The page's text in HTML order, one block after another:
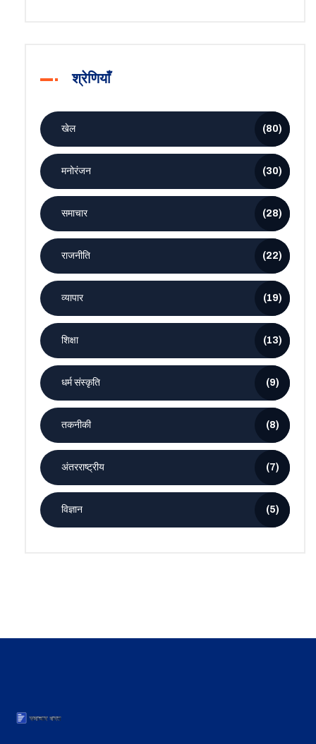
श्रेणियाँ
खेल (80)
मनोरंजन (30)
समाचार (28)
राजनीति (22)
व्यापार (19)
शिक्षा (13)
धर्म संस्कृति (9)
तकनीकी (8)
अंतरराष्ट्रीय (7)
विज्ञान (5)